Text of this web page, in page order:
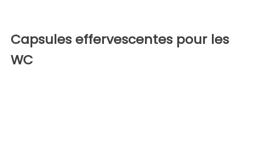
Capsules effervescentes pour les
WC